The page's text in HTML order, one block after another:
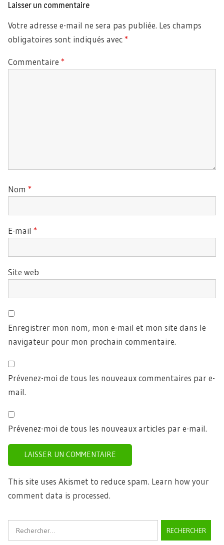
Laisser un commentaire
Votre adresse e-mail ne sera pas publiée. Les champs
obligatoires sont indiqués avec*
Commentaire *
Nom *
E-mail *
Site web
Enregistrer mon nom, mon e-mail et mon site dans le
navigateur pour mon prochain commentaire.
Prévenez-moi de tous les nouveaux commentaires par e-
mail.
Prévenez-moi de tous les nouveaux articles par e-mail.
This site uses Akismet to reduce spam. Learn how your
comment data is processed.
Rechercher :